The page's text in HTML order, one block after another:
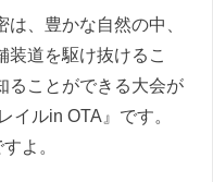
は、豊かな自然の中、
装道を駆け抜けるこ
ることができる大会が
イルin OTA』です。
よ。